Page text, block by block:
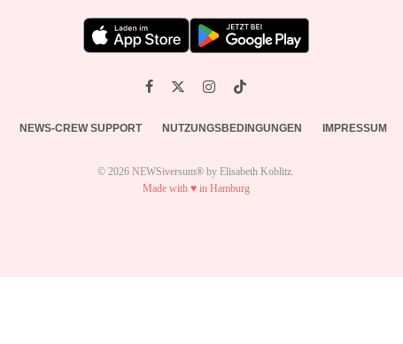
NEWS-CREW SUPPORT NUTZUNGSBEDINGUNGEN IMPRESSUM
© 2026 NEWSiversum® by Elisabeth Koblitz.
Made with ♥ in Hamburg